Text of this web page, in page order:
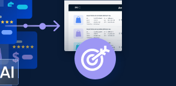
Comenzar ahora